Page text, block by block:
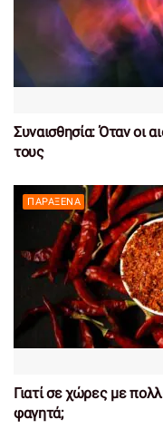
Συναισθησία: Όταν οι
τους
ΠΑΡΆΞΕΝΑ
Γιατί σε χώρες με
φαγητά;